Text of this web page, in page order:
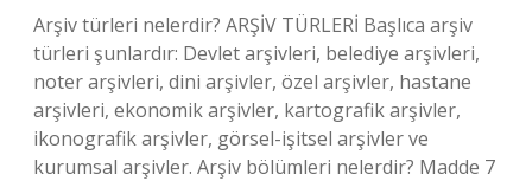
Arşiv türleri nelerdir? ARŞİV TÜRLERİ Başlıca arşiv
türleri şunlardır: Devlet arşivleri, belediye arşivleri,
noter arşivleri, dini arşivler, özel arşivler, hastane
arşivleri, ekonomik arşivler, kartografik arşivler,
ikonografik arşivler, görsel-işitsel arşivler ve
kurumsal arşivler. Arşiv bölümleri nelerdir? Madde 7